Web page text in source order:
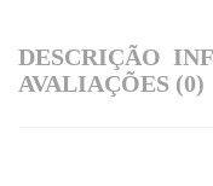
DESCRIÇÃO
AVALIAÇÕES (0)